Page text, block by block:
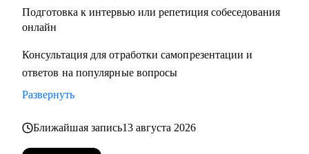
Подготовка к интервью или репетиция собеседования
онлайн
Консультация для отработки самопрезентации и
ответов на популярные вопросы
Развернуть
Ближайшая запись13 августа 2026